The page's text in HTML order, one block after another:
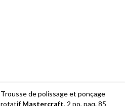
Trousse de polissage et ponçage
rotatifMastercraft, 2 po, paq. 85